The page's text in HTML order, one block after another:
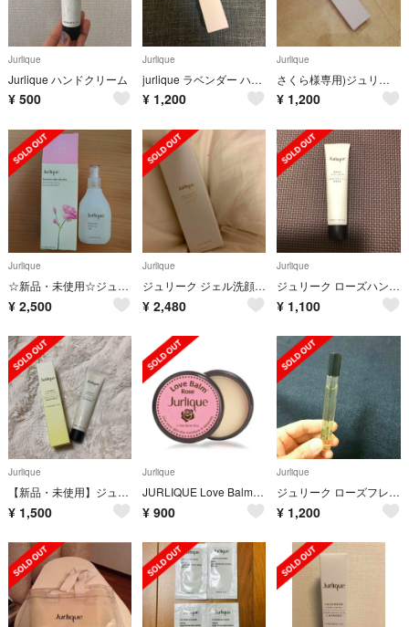
Jurlique
Jurlique ハンドクリーム
¥ 500
Jurlique
jurlique ラベンダー ハンドクリーム
¥ 1,200
Jurlique
さくら様専用)ジュリークハンドクリームラベンダー40ml
¥ 1,200
Jurlique
☆新品・未使用☆ジュリーク ローズミスト バランシング 化粧水 100ml
¥ 2,500
Jurlique
ジュリーク ジェル洗顔 未開封
¥ 2,480
Jurlique
ジュリーク ローズハンドクリーム40ml
¥ 1,100
Jurlique
【新品・未使用】ジュリークのハンドクリーム
¥ 1,500
Jurlique
JURLIQUE Love Balm◎ジュリーク ラブバーム ローズ
¥ 900
Jurlique
ジュリーク ローズフレグランス
¥ 1,200